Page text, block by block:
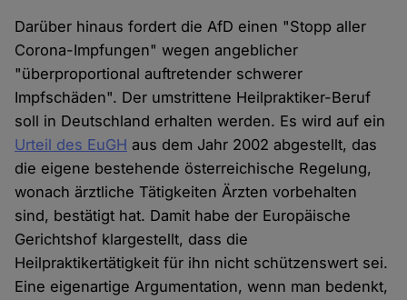
Darüber hinaus fordert die AfD einen "Stopp aller
Corona-Impfungen" wegen angeblicher
"überproportional auftretender schwerer
Impfschäden". Der umstrittene Heilpraktiker-Beruf
soll in Deutschland erhalten werden. Es wird auf ein
Urteil des EuGH aus dem Jahr 2002 abgestellt, das
die eigene bestehende österreichische Regelung,
wonach ärztliche Tätigkeiten Ärzten vorbehalten
sind, bestätigt hat. Damit habe der Europäische
Gerichtshof klargestellt, dass die
Heilpraktikertätigkeit für ihn nicht schützenswert sei.
Eine eigenartige Argumentation, wenn man bedenkt,